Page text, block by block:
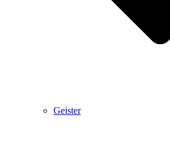
Geister